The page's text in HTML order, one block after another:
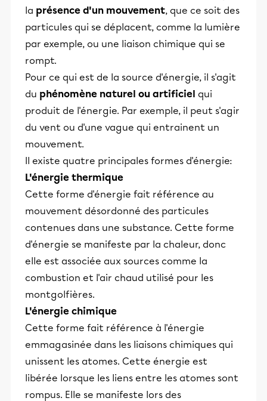
la présence d'un mouvement, que ce soit des
particules qui se déplacent, comme la lumière
par exemple, ou une liaison chimique qui se
rompt.
Pour ce qui est de la source d'énergie, il s'agit
du phénomène naturel ou artificiel qui
produit de l'énergie. Par exemple, il peut s'agir
du vent ou d'une vague qui entrainent un
mouvement.
Il existe quatre principales formes d'énergie:
L'énergie thermique
Cette forme d'énergie fait référence au
mouvement désordonné des particules
contenues dans une substance. Cette forme
d'énergie se manifeste par la chaleur, donc
elle est associée aux sources comme la
combustion et l'air chaud utilisé pour les
montgolfières.
L'énergie chimique
Cette forme fait référence à l'énergie
emmagasinée dans les liaisons chimiques qui
unissent les atomes. Cette énergie est
libérée lorsque les liens entre les atomes sont
rompus. Elle se manifeste lors des